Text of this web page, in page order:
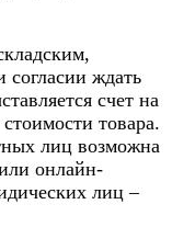
ждать
счет на
товара.
лиц возможна
онлайн-
лиц –